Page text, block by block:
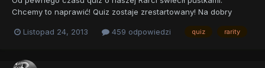
Chcemy to naprawić! Quiz zostaje zrestartowany! Na dobry
Rarity.Listopad 24, 2013 459 odpowiedzi quiz rarity